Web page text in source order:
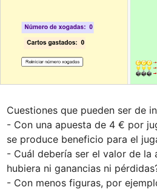
Cuestiones que pueden ser de
- Con una apuesta de 4 € por
se produce beneficio para el
- Cuál debería ser el valor de la
hubiera ni ganancias ni
- Con menos figuras, por